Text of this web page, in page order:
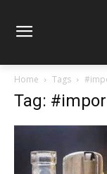
Home Tags
Tag: